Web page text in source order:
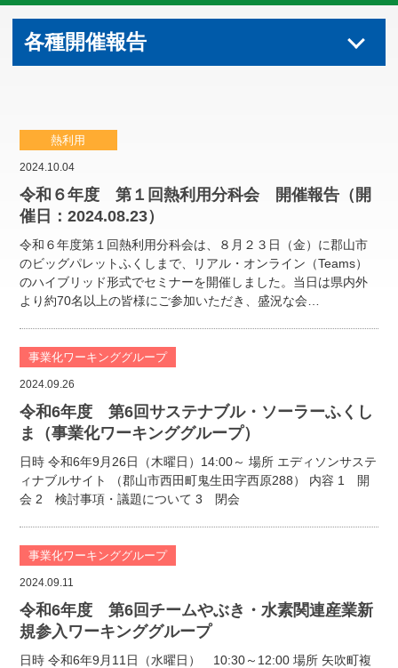
各種開催報告
熱利用
2024.10.04
令和６年度 第１回熱利用分科会 開催報告（開
催日：2024.08.23）
令和６年度第１回熱利用分科会は、８月２３日（金）に郡山市
のビッグパレットふくしまで、リアル・オンライン（Teams）
のハイブリッド形式でセミナーを開催しました。当日は県内外
より約70名以上の皆様にご参加いただき、盛況な会…
事業化ワーキンググループ
2024.09.26
令和6年度 第6回サステナブル・ソーラーふくし
ま（事業化ワーキンググループ）
日時 令和6年9月26日（木曜日）14:00～ 場所 エディソンサステ
ィナブルサイト （郡山市西田町鬼生田字西原288） 内容 1 開
会 2 検討事項・議題について 3 閉会
事業化ワーキンググループ
2024.09.11
令和6年度 第6回チームやぶき・水素関連産業新
規参入ワーキンググループ
日時 令和6年9月11日（水曜日） 10:30～12:00 場所 矢吹町複